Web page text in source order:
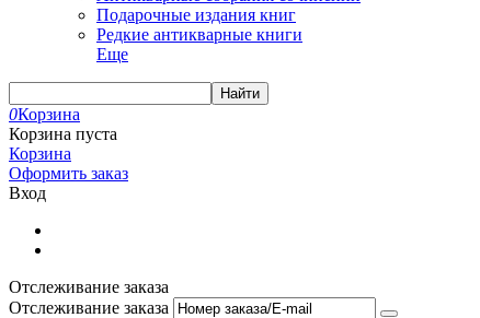
Подарочные издания книг
Редкие антикварные книги
Еще
Найти
0Корзина
Корзина пуста
Корзина
Оформить заказ
Вход
Отслеживание заказа
Отслеживание заказа